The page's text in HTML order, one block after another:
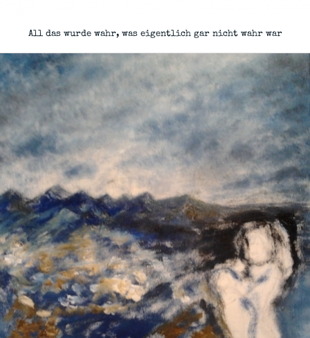
All das wurde wahr, was eigentlich gar nicht wahr war